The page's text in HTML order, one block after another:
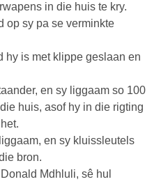
in die huis te kry.
op sy pa se verminkte
hy is met klippe geslaan en
en sy liggaam so 100
huis, asof hy in die rigting
en sy kluissleutels
bron.
Mdhluli, sê hul